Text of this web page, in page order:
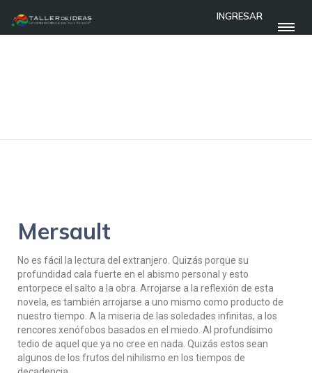
INGRESAR
Mersault
No es fácil la lectura del extranjero. Quizás porque su
profundidad cala fuerte en el abismo personal y esto
entorpece el salto a la obra. Arrojarse a la reflexión de esta
novela, es también arrojarse a uno mismo como producto de
nuestro tiempo. A la miseria de las soledades infinitas, a los
rencores xenófobos basados en el miedo. Al profundísimo
tedio de aquel que ya no cree en nada. Quizás estos sean
algunos de los frutos del nihilismo en los tiempos de